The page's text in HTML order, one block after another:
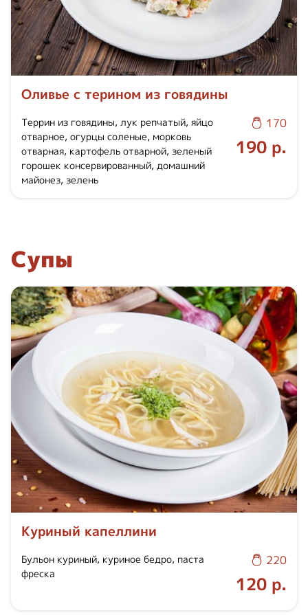
Оливье с терином из говядины
Террин из говядины, лук репчатый, яйцо
отварное, огурцы соленые, морковь
отварная, картофель отварной, зеленый
горошек консервированный, домашний
майонез, зелень
170
190 р.
Супы
Куриный капеллини
Бульон куриный, куриное бедро, паста
фреска
220
120 р.